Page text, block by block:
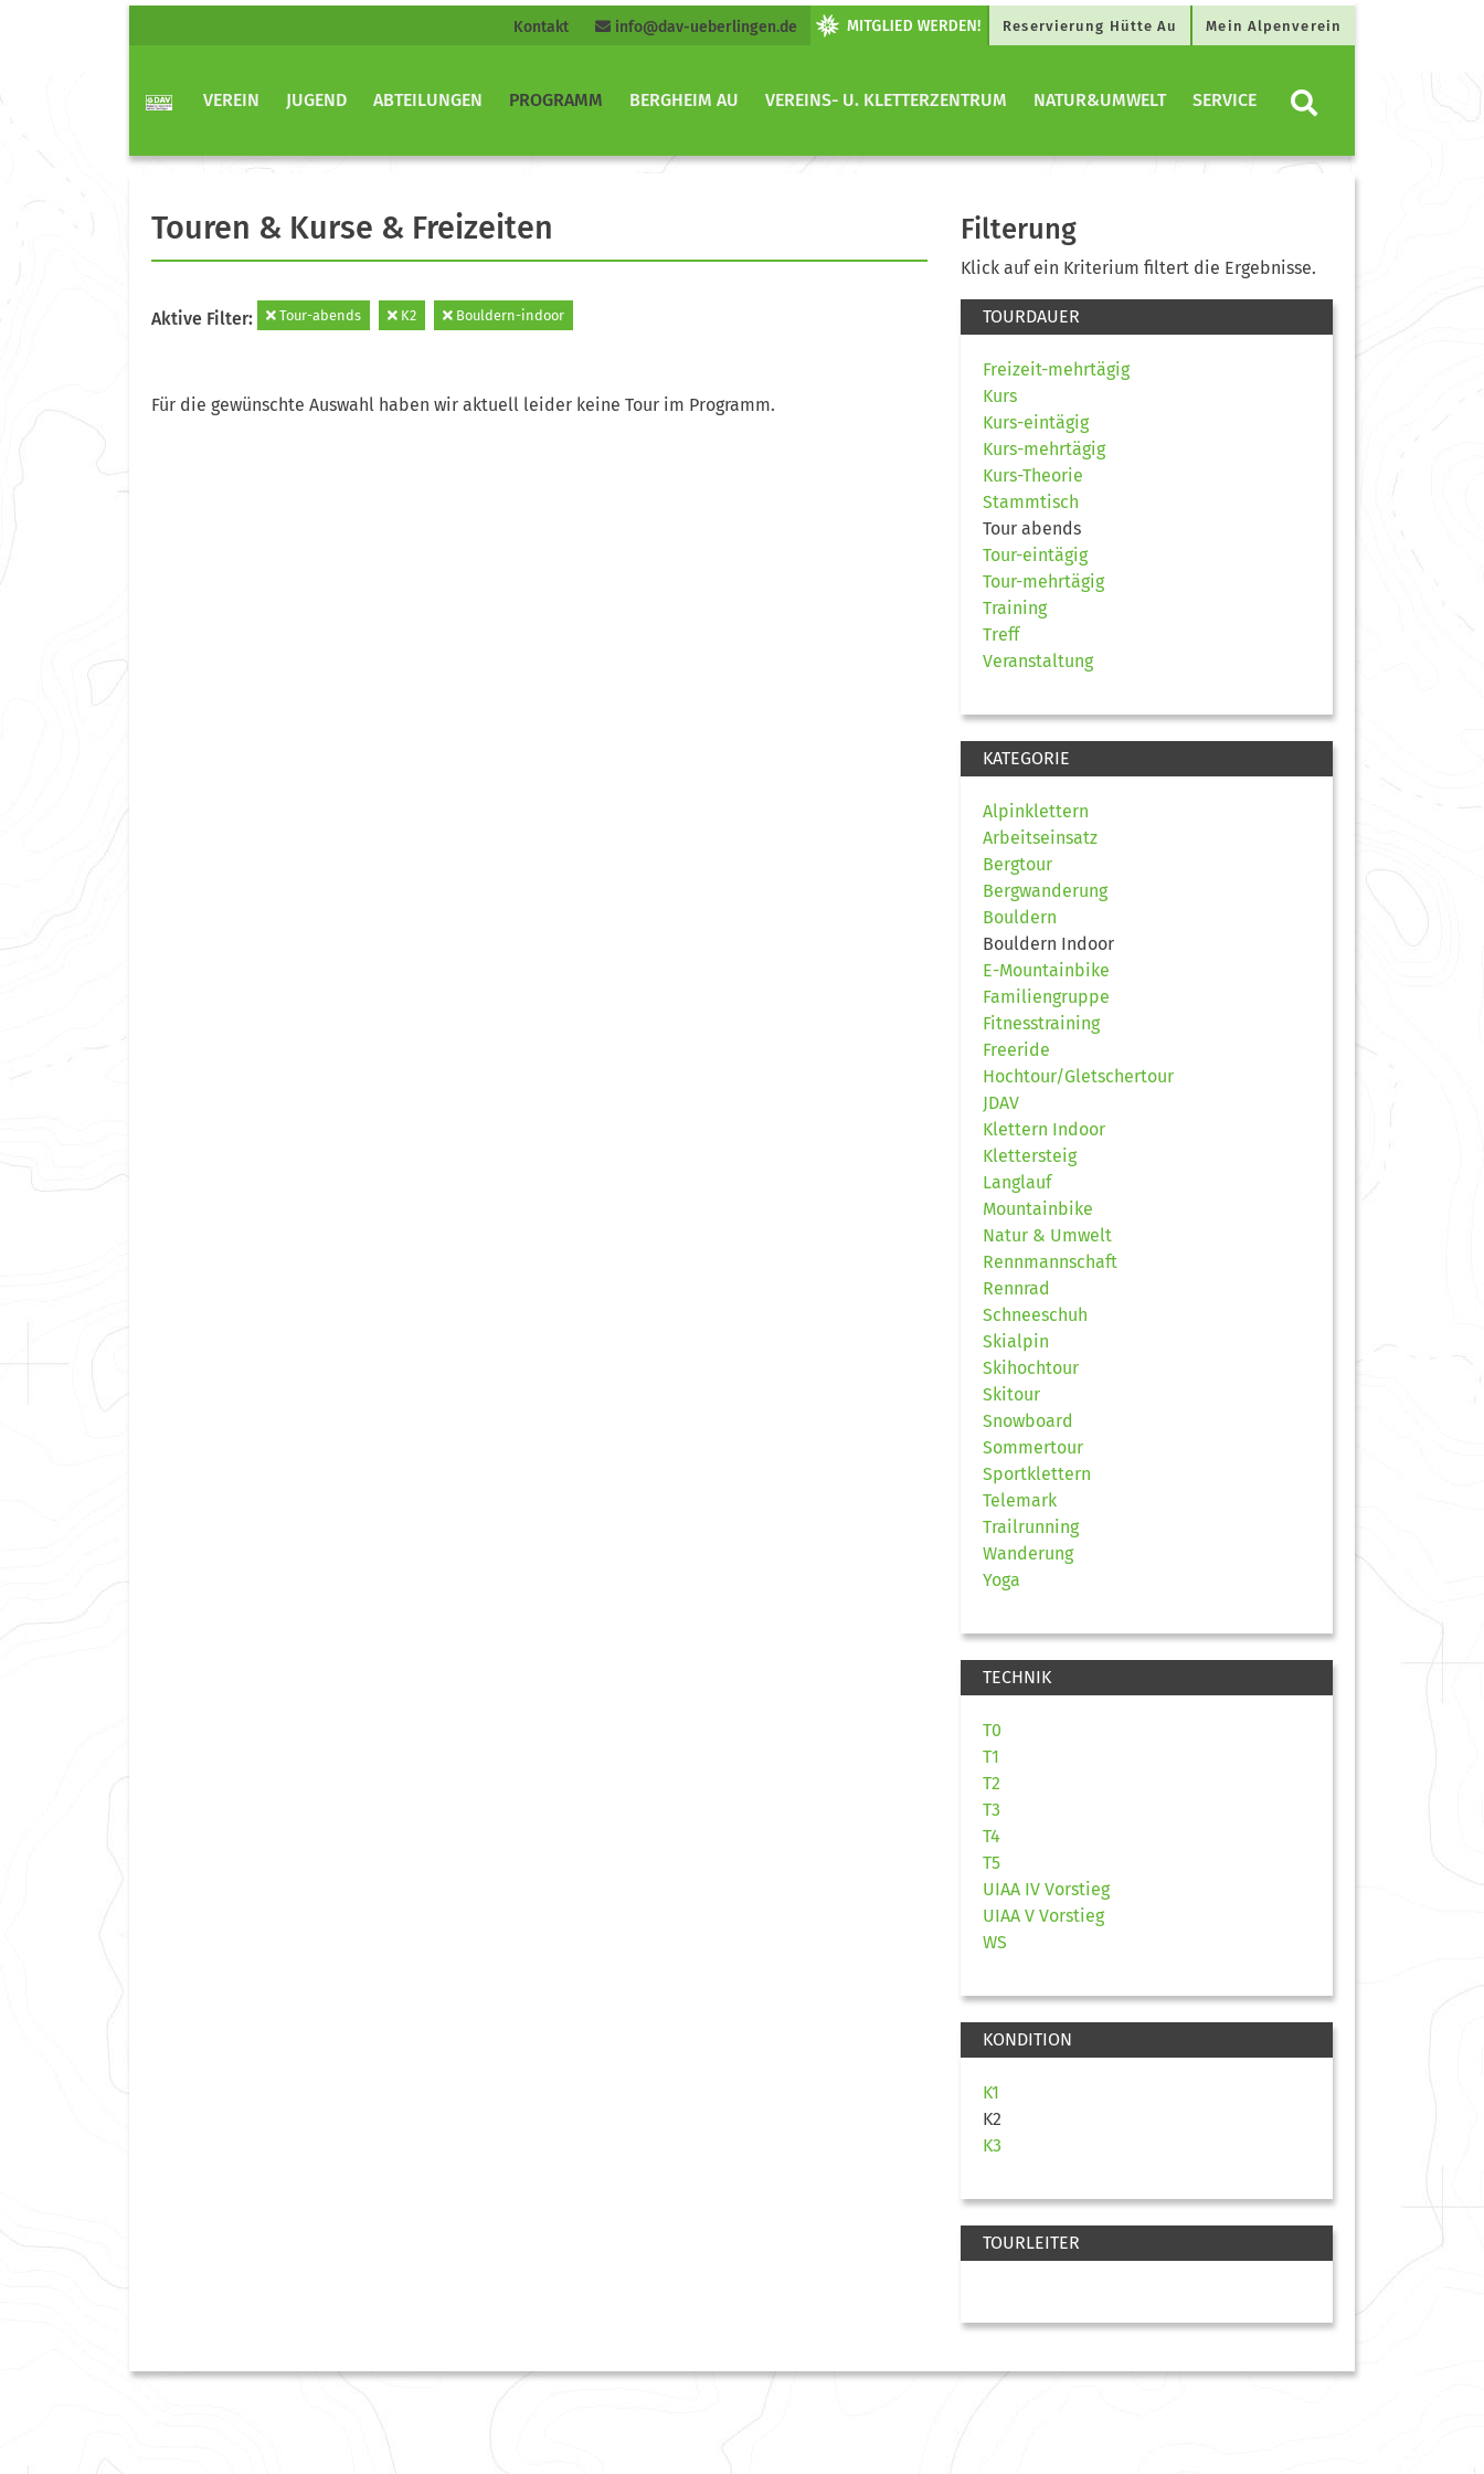
Kontakt info@dav-ueberlingen.de Reservierung Hütte Au Mein Alpenverein
VEREIN JUGEND ABTEILUNGEN PROGRAMM BERGHEIM AU VEREINS- U. KLETTERZENTRUM NATUR&UMWELT SERVICE
Touren & Kurse & Freizeiten
Aktive Filter: Tour-abends K2 Bouldern-indoor
Für die gewünschte Auswahl haben wir aktuell leider keine Tour im Programm.
Filterung
Klick auf ein Kriterium filtert die Ergebnisse.
TOURDAUER
Freizeit-mehrtägig
Kurs
Kurs-eintägig
Kurs-mehrtägig
Kurs-Theorie
Stammtisch
Tour abends
Tour-eintägig
Tour-mehrtägig
Training
Treff
Veranstaltung
KATEGORIE
Alpinklettern
Arbeitseinsatz
Bergtour
Bergwanderung
Bouldern
Bouldern Indoor
E-Mountainbike
Familiengruppe
Fitnesstraining
Freeride
Hochtour/Gletschertour
JDAV
Klettern Indoor
Klettersteig
Langlauf
Mountainbike
Natur & Umwelt
Rennmannschaft
Rennrad
Schneeschuh
Skialpin
Skihochtour
Skitour
Snowboard
Sommertour
Sportklettern
Telemark
Trailrunning
Wanderung
Yoga
TECHNIK
T0
T1
T2
T3
T4
T5
UIAA IV Vorstieg
UIAA V Vorstieg
WS
KONDITION
K1
K2
K3
TOURLEITER